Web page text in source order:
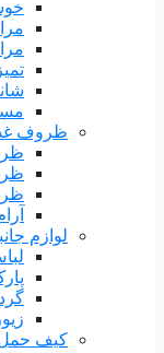
ظروف
لوازم
کیف